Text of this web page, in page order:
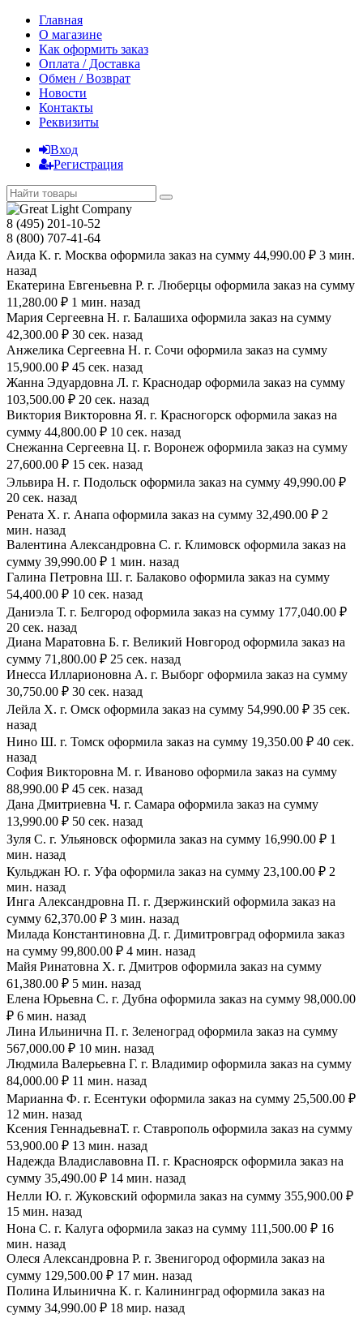
Главная
О магазине
Как оформить заказ
Оплата / Доставка
Обмен / Возврат
Новости
Контакты
Реквизиты
Вход
Регистрация
8 (495) 201-10-52
8 (800) 707-41-64
Аида К. г. Москва оформила заказ на сумму 44,990.00 ₽ 3 мин.
назад
Екатерина Евгеньевна Р. г. Люберцы оформила заказ на сумму
11,280.00 ₽ 1 мин. назад
Мария Сергеевна H. г. Балашиха оформила заказ на сумму
42,300.00 ₽ 30 сек. назад
Анжелика Сергеевна Н. г. Сочи оформила заказ на сумму
15,900.00 ₽ 45 сек. назад
Жанна Эдуардовна Л. г. Краснодар оформила заказ на сумму
103,500.00 ₽ 20 сек. назад
Виктория Викторовна Я. г. Красногорск оформила заказ на
сумму 44,800.00 ₽ 10 сек. назад
Снежанна Сергеевна Ц. г. Воронеж оформила заказ на сумму
27,600.00 ₽ 15 сек. назад
Эльвира Н. г. Подольск оформила заказ на сумму 49,990.00 ₽
20 сек. назад
Рената Х. г. Анапа оформила заказ на сумму 32,490.00 ₽ 2
мин. назад
Валентина Александровна С. г. Климовск оформила заказ на
сумму 39,990.00 ₽ 1 мин. назад
Галина Петровна Ш. г. Балаково оформила заказ на сумму
54,400.00 ₽ 10 сек. назад
Даниэла Т. г. Белгород оформила заказ на сумму 177,040.00 ₽
20 сек. назад
Диана Маратовна Б. г. Великий Новгород оформила заказ на
сумму 71,800.00 ₽ 25 сек. назад
Инесса Илларионовна А. г. Выборг оформила заказ на сумму
30,750.00 ₽ 30 сек. назад
Лейла Х. г. Омск оформила заказ на сумму 54,990.00 ₽ 35 сек.
назад
Нино Ш. г. Томск оформила заказ на сумму 19,350.00 ₽ 40 сек.
назад
София Викторовна М. г. Иваново оформила заказ на сумму
88,990.00 ₽ 45 сек. назад
Дана Дмитриевна Ч. г. Самара оформила заказ на сумму
13,990.00 ₽ 50 сек. назад
Зуля С. г. Ульяновск оформила заказ на сумму 16,990.00 ₽ 1
мин. назад
Кульджан Ю. г. Уфа оформила заказ на сумму 23,100.00 ₽ 2
мин. назад
Инга Александровна П. г. Дзержинский оформила заказ на
сумму 62,370.00 ₽ 3 мин. назад
Милада Константиновна Д. г. Димитровград оформила заказ
на сумму 99,800.00 ₽ 4 мин. назад
Майя Ринатовна Х. г. Дмитров оформила заказ на сумму
61,380.00 ₽ 5 мин. назад
Елена Юрьевна С. г. Дубна оформила заказ на сумму 98,000.00
₽ 6 мин. назад
Лина Ильинична П. г. Зеленоград оформила заказ на сумму
567,000.00 ₽ 10 мин. назад
Людмила Валерьевна Г. г. Владимир оформила заказ на сумму
84,000.00 ₽ 11 мин. назад
Марианна Ф. г. Есентуки оформила заказ на сумму 25,500.00 ₽
12 мин. назад
Ксения ГеннадьевнаТ. г. Ставрополь оформила заказ на сумму
53,900.00 ₽ 13 мин. назад
Надежда Владиславовна П. г. Красноярск оформила заказ на
сумму 35,490.00 ₽ 14 мин. назад
Нелли Ю. г. Жуковский оформила заказ на сумму 355,900.00 ₽
15 мин. назад
Нона С. г. Калуга оформила заказ на сумму 111,500.00 ₽ 16
мин. назад
Олеся Александровна Р. г. Звенигород оформила заказ на
сумму 129,500.00 ₽ 17 мин. назад
Полина Ильинична К. г. Калининград оформила заказ на
сумму 34,990.00 ₽ 18 мир. назад